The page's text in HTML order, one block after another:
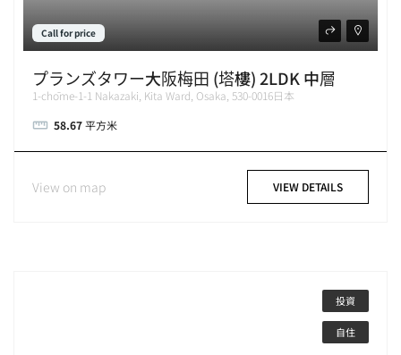
Call for price
プランズタワー大阪梅田 (塔樓) 2LDK 中層
1-chōme-1-1 Nakazaki, Kita Ward, Osaka, 530-0016日本
58.67平方米
View on map VIEW DETAILS
投資
自住